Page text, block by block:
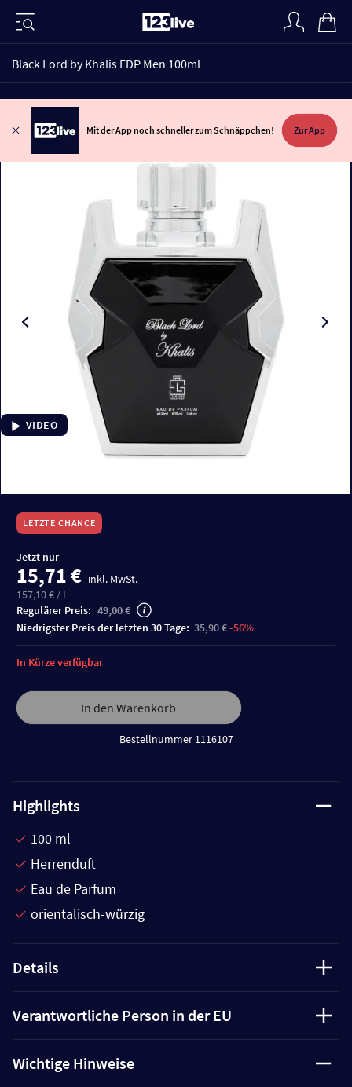
Black Lord by Khalis EDP Men 100ml
Mit der App noch schneller zum Schnäppchen! Zur App
VIDEO
LETZTE CHANCE
Jetzt nur
15,71 € inkl. MwSt.
157,10 € / L
Regulärer Preis: 49,00 €
niedrigster Preis der letzten 30 Tage: 35,90 €-56%
In den Warenkorb
Bestellnummer 1116107
In Kürze verfügbar
Highlights
100 ml
Herrenduft
Eau de Parfum
orientalisch-würzig
Details
Verantwortliche Person in der EU
Wichtige Hinweise